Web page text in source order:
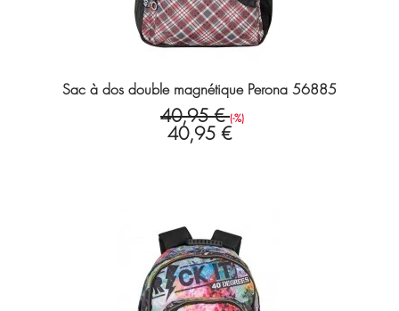
Sac à dos double magnétique Perona 56885
40,95 €(-%)
40,95 €